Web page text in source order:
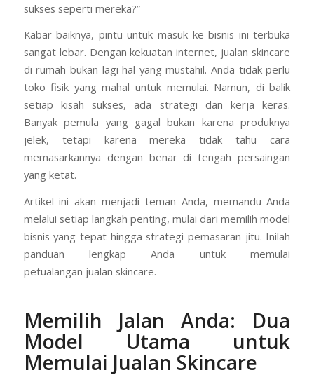
sukses seperti mereka?”
Kabar baiknya, pintu untuk masuk ke bisnis ini terbuka
sangat lebar. Dengan kekuatan internet, jualan skincare
di rumah bukan lagi hal yang mustahil. Anda tidak perlu
toko fisik yang mahal untuk memulai. Namun, di balik
setiap kisah sukses, ada strategi dan kerja keras.
Banyak pemula yang gagal bukan karena produknya
jelek, tetapi karena mereka tidak tahu cara
memasarkannya dengan benar di tengah persaingan
yang ketat.
Artikel ini akan menjadi teman Anda, memandu Anda
melalui setiap langkah penting, mulai dari memilih model
bisnis yang tepat hingga strategi pemasaran jitu. Inilah
panduan lengkap Anda untuk memulai
petualangan jualan skincare.
Memilih Jalan Anda: Dua
Model Utama untuk
Memulai Jualan Skincare